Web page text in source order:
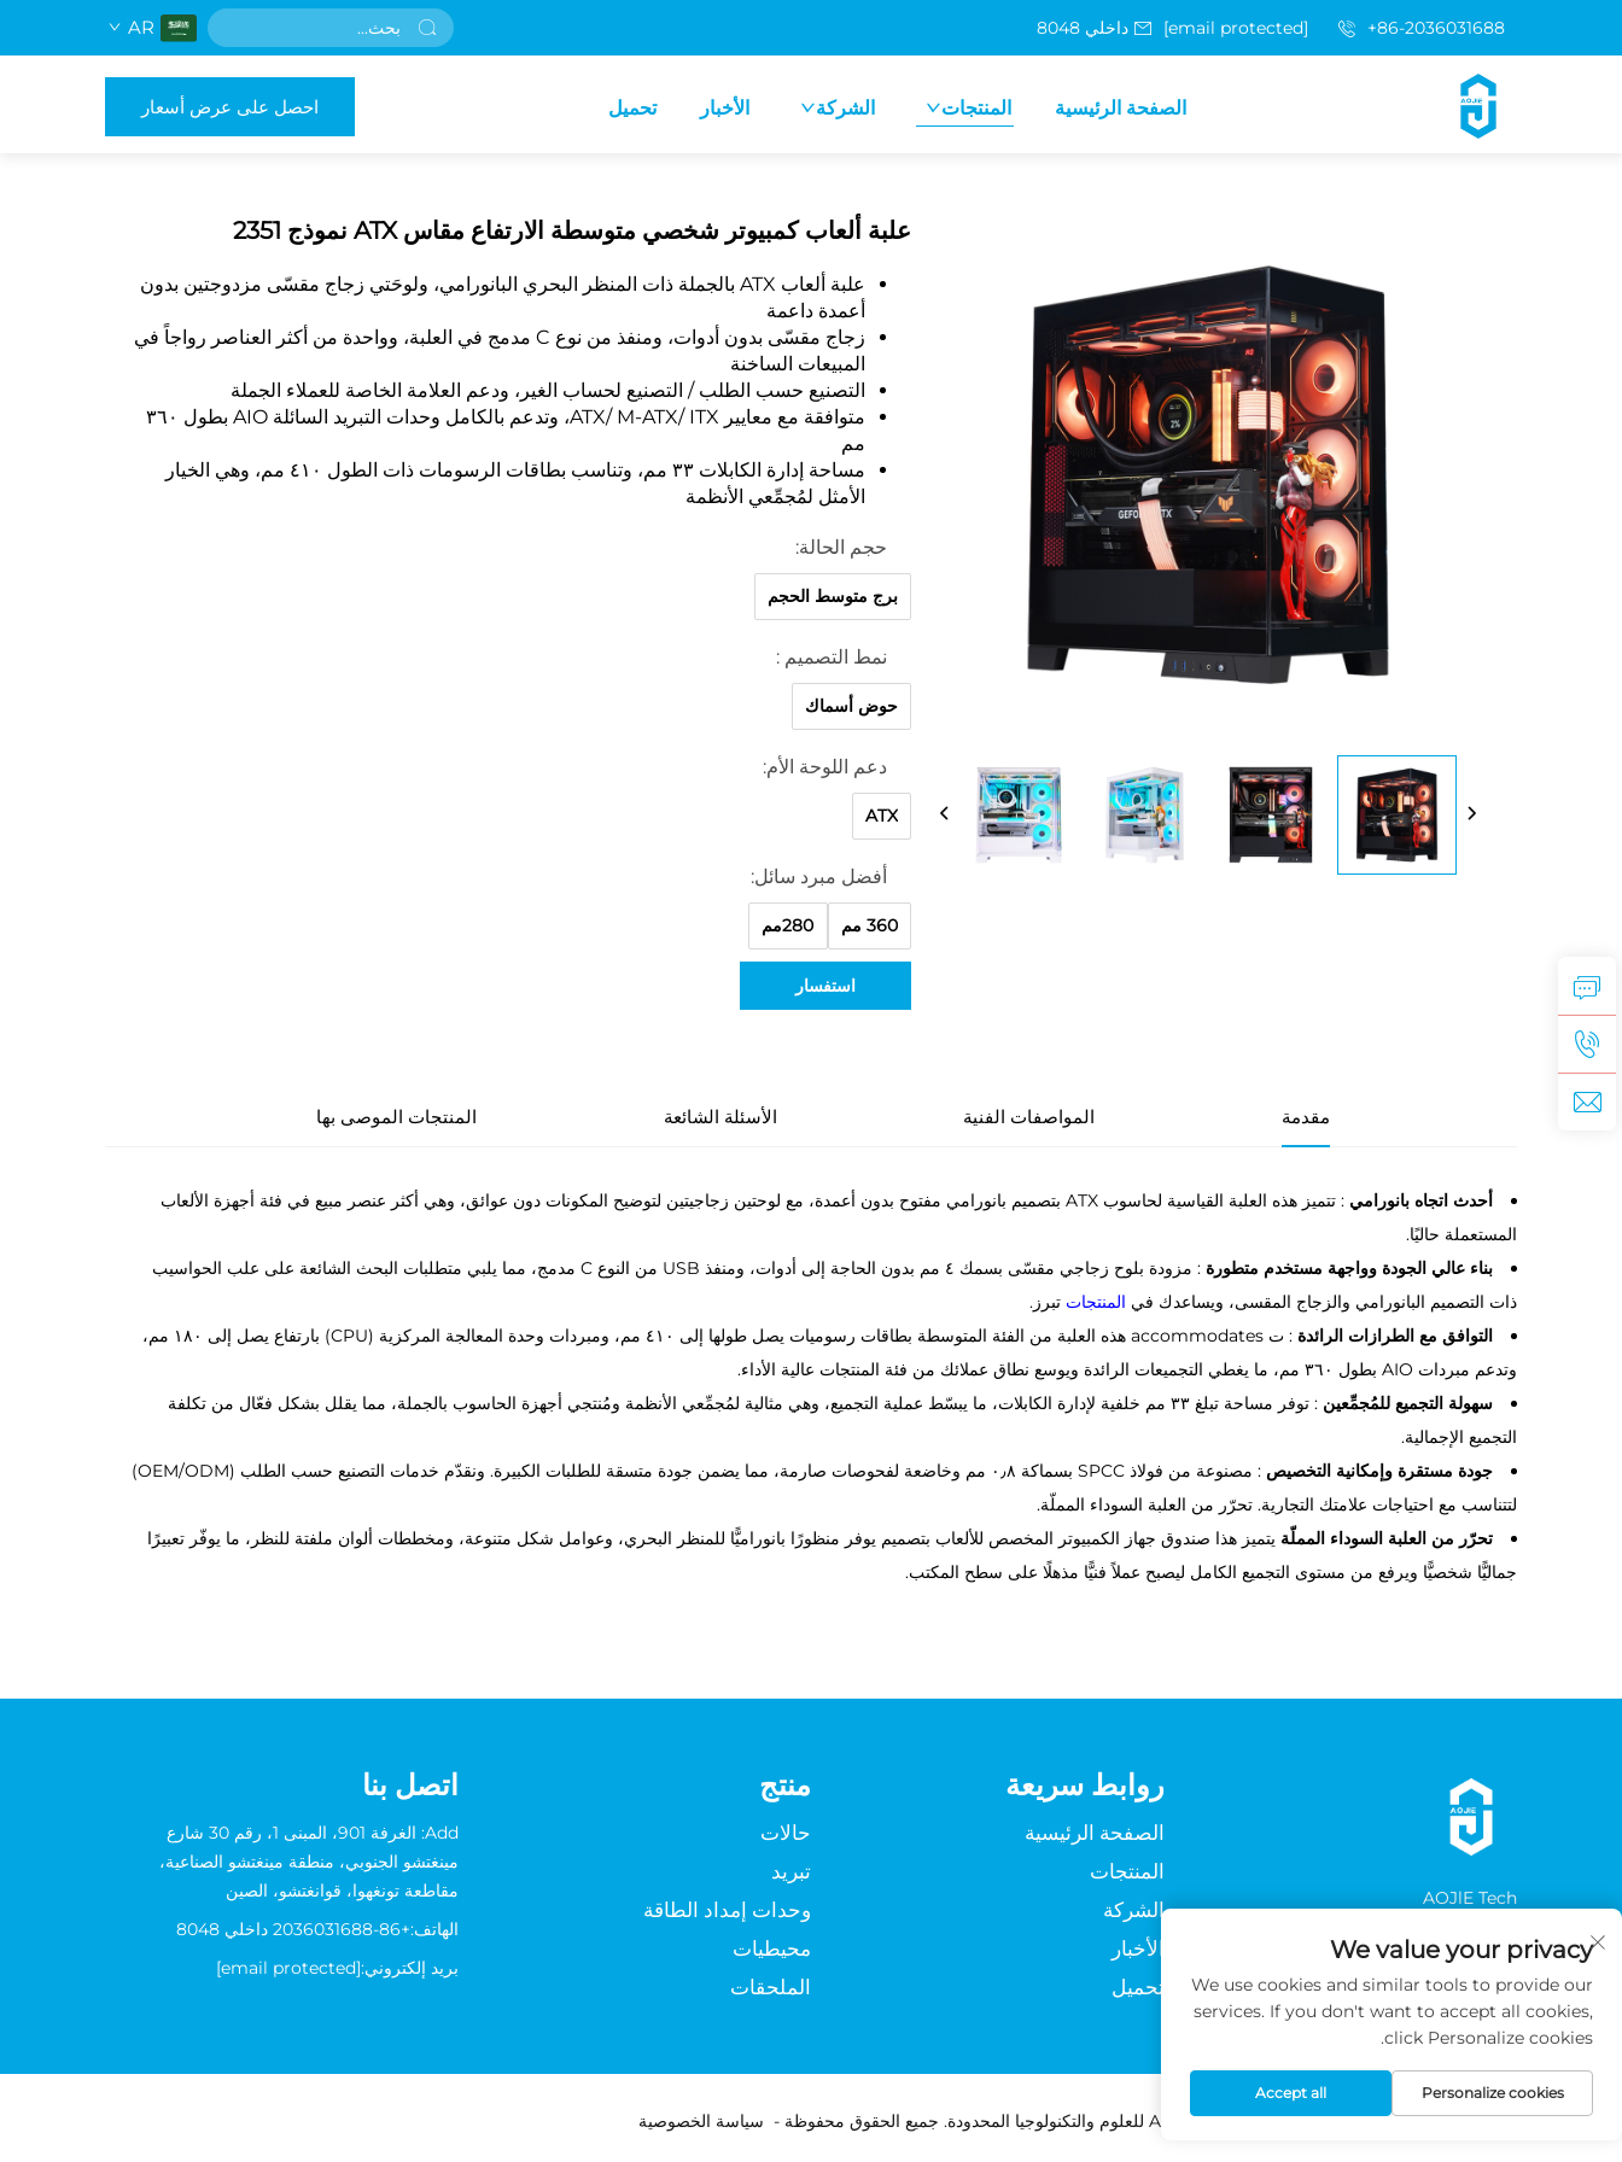
[email protected] +86-2036031688 داخلي 8048 AR
الصفحة الرئيسية المنتجات الشركة الأخبار تحميل احصل على عرض أسعار
علبة ألعاب كمبيوتر شخصي متوسطة الارتفاع مقاس ATX نموذج 2351
علبة ألعاب ATX بالجملة ذات المنظر البحري البانورامي، ولوحَتي زجاج مقسّى مزدوجتين بدون
أعمدة داعمة
زجاج مقسّى بدون أدوات، ومنفذ من نوع C مدمج في العلبة، وواحدة من أكثر العناصر رواجاً في
المبيعات الساخنة
التصنيع حسب الطلب / التصنيع لحساب الغير، ودعم العلامة الخاصة للعملاء الجملة
متوافقة مع معايير ATX/ M-ATX/ ITX، وتدعم بالكامل وحدات التبريد السائلة AIO بطول ٣٦٠
مم
مساحة إدارة الكابلات ٣٣ مم، وتناسب بطاقات الرسومات ذات الطول ٤١٠ مم، وهي الخيار
الأمثل لمُجمِّعي الأنظمة
حجم الحالة:
برج متوسط الحجم
نمط التصميم :
حوض أسماك
دعم اللوحة الأم:
ATX
أفضل مبرد سائل:
360 مم 280مم
استفسار
مقدمة المواصفات الفنية الأسئلة الشائعة المنتجات الموصى بها
أحدث اتجاه بانورامي
: تتميز هذه العلبة القياسية لحاسوب ATX بتصميم بانورامي مفتوح بدون أعمدة، مع لوحتين زجاجيتين لتوضيح المكونات دون عوائق، وهي أكثر عنصر مبيع في فئة أجهزة الألعاب
المستعملة حاليًا.
بناء عالي الجودة وواجهة مستخدم متطورة
: مزودة بلوح زجاجي مقسّى بسمك ٤ مم بدون الحاجة إلى أدوات، ومنفذ USB من النوع C مدمج، مما يلبي متطلبات البحث الشائعة على علب الحواسيب
ذات التصميم البانورامي والزجاج المقسى، ويساعدك في المنتجات تبرز.
التوافق مع الطرازات الرائدة
: ت accommodates هذه العلبة من الفئة المتوسطة بطاقات رسوميات يصل طولها إلى ٤١٠ مم، ومبردات وحدة المعالجة المركزية (CPU) بارتفاع يصل إلى ١٨٠ مم،
وتدعم مبردات AIO بطول ٣٦٠ مم، ما يغطي التجميعات الرائدة ويوسع نطاق عملائك من فئة المنتجات عالية الأداء.
سهولة التجميع للمُجمِّعين
: توفر مساحة تبلغ ٣٣ مم خلفية لإدارة الكابلات، ما يبسّط عملية التجميع، وهي مثالية لمُجمِّعي الأنظمة ومُنتجي أجهزة الحاسوب بالجملة، مما يقلل بشكل فعّال من تكلفة
التجميع الإجمالية.
جودة مستقرة وإمكانية التخصيص
: مصنوعة من فولاذ SPCC بسماكة ٠٫٨ مم وخاضعة لفحوصات صارمة، مما يضمن جودة متسقة للطلبات الكبيرة. ونقدّم خدمات التصنيع حسب الطلب (OEM/ODM)
لتتناسب مع احتياجات علامتك التجارية. تحرّر من العلبة السوداء المملّة.
تحرّر من العلبة السوداء المملّة يتميز هذا صندوق جهاز الكمبيوتر المخصص للألعاب بتصميم يوفر منظورًا بانوراميًّا للمنظر البحري، وعوامل شكل متنوعة، ومخططات ألوان ملفتة للنظر، ما يوفّر تعبيرًا
جماليًّا شخصيًّا ويرفع من مستوى التجميع الكامل ليصبح عملاً فنيًّا مذهلًا على سطح المكتب.
AOJlE Tech
روابط سريعة
الصفحة الرئيسية
المنتجات
الشركة
الأخبار
تحميل
منتج
حالات
تبريد
وحدات إمداد الطاقة
محيطيات
الملحقات
اتصل بنا
Add: الغرفة 901، المبنى 1، رقم 30 شارع
مينغتشو الجنوبي، منطقة مينغتشو الصناعية،
مقاطعة تونغهوا، قوانغتشو، الصين
الهاتف:+86-2036031688 داخلي 8048
بريد إلكتروني:[email protected]
حقوق الطبع والنشر © 2026 شركة قوانغتشو AOJIE للعلوم والتكنولوجيا المحدودة. جميع الحقوق محفوظة - سياسة الخصوصية
We value your privacy
We use cookies and similar tools to provide our
services. If you don't want to accept all cookies,
click Personalize cookies.
Personalize cookies
Accept all